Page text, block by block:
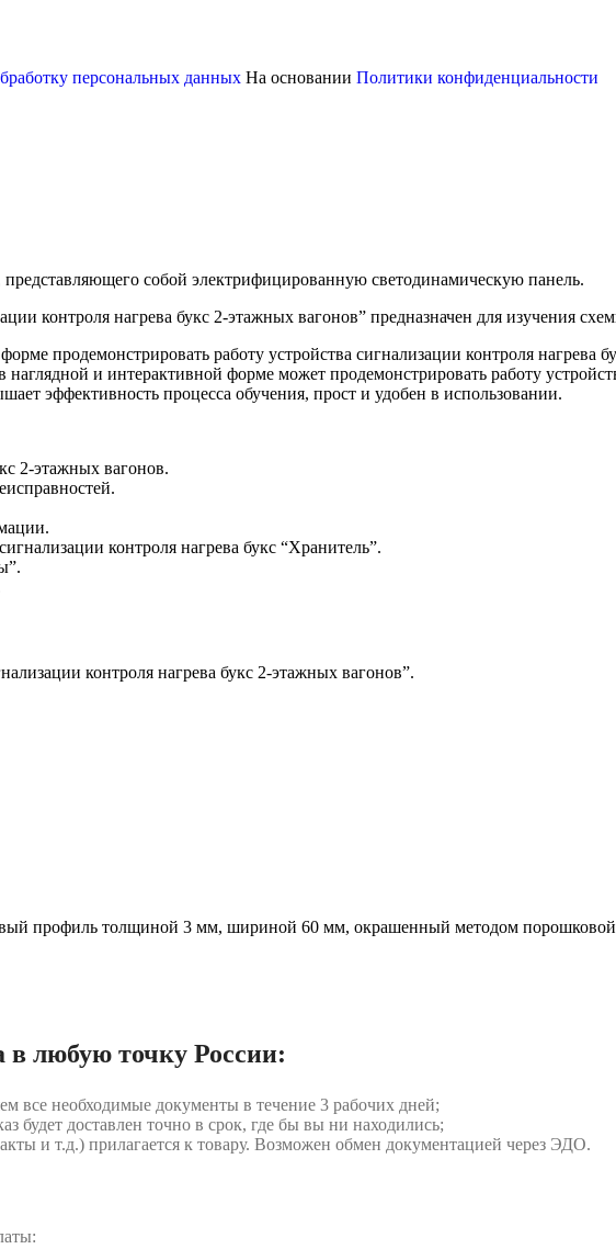
персональных данных На основании Политики конфиденциальности
собой электрифицированную светодинамическую панель.
контроля нагрева букс 2-этажных вагонов” предназначен для изучения
продемонстрировать работу устройства сигнализации контроля
и интерактивной форме может продемонстрировать работу
эффективность процесса обучения, прост и удобен в использовании.
2-этажных вагонов.
контроля нагрева букс “Хранитель”.
контроля нагрева букс 2-этажных вагонов”.
профиль толщиной 3 мм, шириной 60 мм, окрашенный методом порошковой
в любую точку России:
все необходимые документы в течение 3 рабочих дней;
будет доставлен точно в срок, где бы вы ни находились;
и т.д.) прилагается к товару. Возможен обмен документацией через ЭДО.